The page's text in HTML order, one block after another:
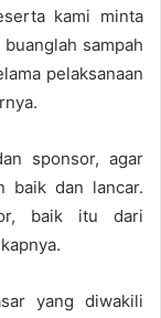
kami minta
sampah
pelaksanaan
sponsor, agar
baik dan lancar.
baik itu dari
yang diwakili